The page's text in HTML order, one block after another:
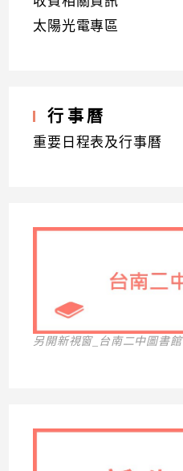
太陽光電專區
行事曆
重要日程表及行事曆
另開新視窗_台南二中圖書館